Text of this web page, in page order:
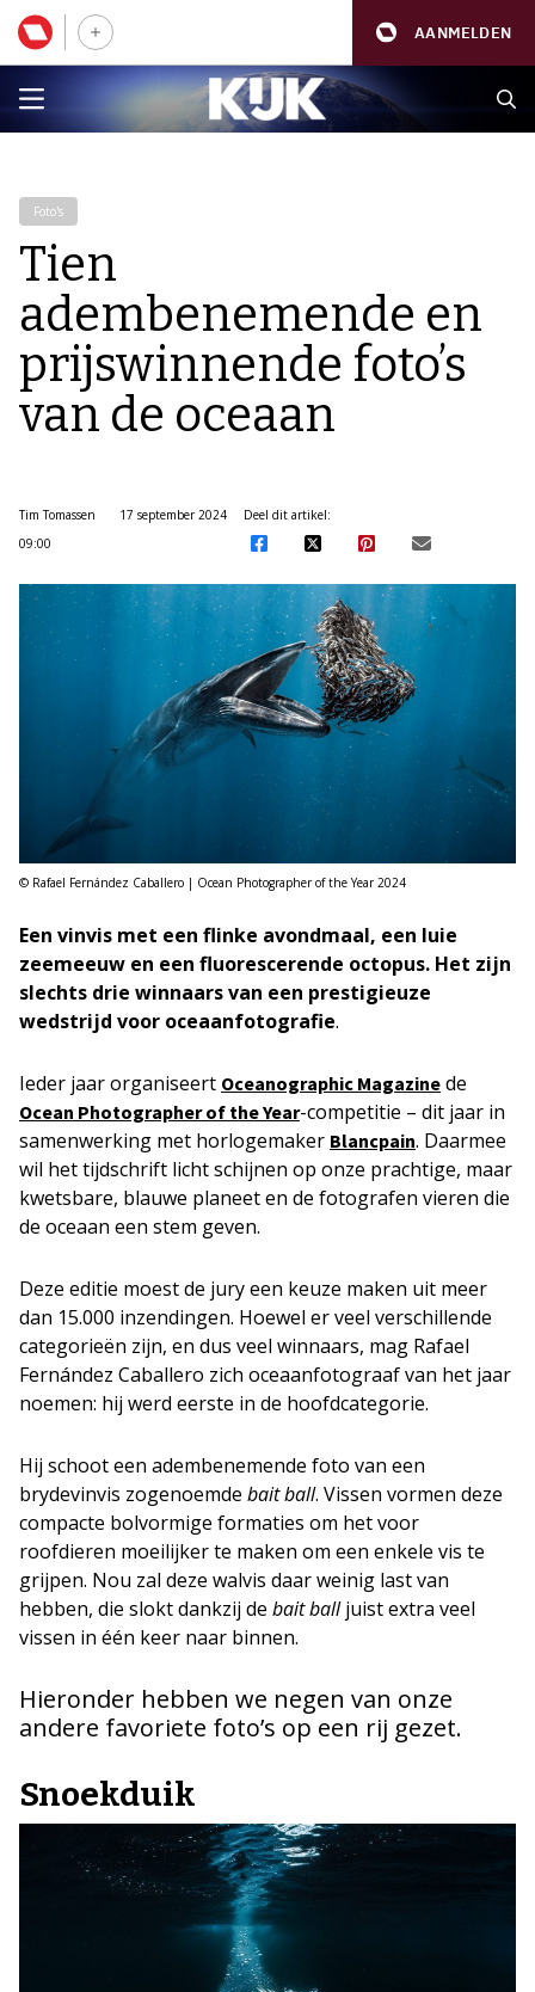
AANMELDEN
Foto's
Tien
adembenemende en
prijswinnende foto’s
van de oceaan
Tim Tomassen
17 september 2024
09:00
Deel dit artikel:
© Rafael Fernández Caballero | Ocean Photographer of the Year 2024
Een vinvis met een flinke avondmaal, een luie
zeemeeuw en een fluorescerende octopus. Het zijn
slechts drie winnaars van een prestigieuze
wedstrijd voor oceaanfotografie.
Ieder jaar organiseert Oceanographic Magazine de
Ocean Photographer of the Year-competitie – dit jaar in
samenwerking met horlogemaker Blancpain. Daarmee
wil het tijdschrift licht schijnen op onze prachtige, maar
kwetsbare, blauwe planeet en de fotografen vieren die
de oceaan een stem geven.
Deze editie moest de jury een keuze maken uit meer
dan 15.000 inzendingen. Hoewel er veel verschillende
categorieën zijn, en dus veel winnaars, mag Rafael
Fernández Caballero zich oceaanfotograaf van het jaar
noemen: hij werd eerste in de hoofdcategorie.
Hij schoot een adembenemende foto van een
brydevinvis zogenoemde bait ball. Vissen vormen deze
compacte bolvormige formaties om het voor
roofdieren moeilijker te maken om een enkele vis te
grijpen. Nou zal deze walvis daar weinig last van
hebben, die slokt dankzij de bait balljuist extra veel
vissen in één keer naar binnen.
Hieronder hebben we negen van onze
andere favoriete foto’s op een rij gezet.
Snoekduik